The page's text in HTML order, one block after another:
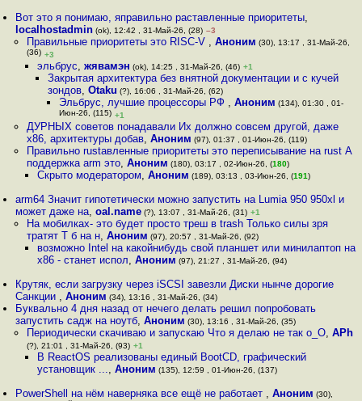
Вот это я понимаю, яправильно раставленные приоритеты,
localhostadmin (ok), 12:42 , 31-Май-26, (28) –3
Правильные приоритеты это RISC-V , Аноним (30), 13:17 , 31-Май-26,
(36) +3
эльбрус, жявамэн (ok), 14:25 , 31-Май-26, (46) +1
Закрытая архитектура без внятной документации и с кучей
зондов,Otaku (?), 16:06 , 31-Май-26, (62)
Эльбрус, лучшие процессоры РФ , Аноним (134), 01:30 , 01-
Июн-26, (115) +1
ДУРНЫХ советов понадавали Их должно совсем другой, даже
x86, архитектуры добав, Аноним (97), 01:37 , 01-Июн-26, (119)
Правильно rustавленные приоритеты это переписывание на rust А
поддержка arm это, Аноним (180), 03:17 , 02-Июн-26, (180)
Скрыто модератором, Аноним (189), 03:13 , 03-Июн-26, (191)
arm64 Значит гипотетически можно запустить на Lumia 950 950xl и
может даже на,oal.name (?), 13:07 , 31-Май-26, (31) +1
На мобилках- это будет просто треш в trash Только силы зря
тратят Т б на н, Аноним (97), 20:57 , 31-Май-26, (92)
возможно Intel на какойнибудь свой планшет или минилаптоп на
x86 - станет испол, Аноним (97), 21:27 , 31-Май-26, (94)
Крутяк, если загрузку через iSCSI завезли Диски нынче дорогие
Санкции ,Аноним (34), 13:16 , 31-Май-26, (34)
Буквально 4 дня назад от нечего делать решил попробовать
запустить садж на ноутб,Аноним (30), 13:16 , 31-Май-26, (35)
Периодически скачиваю и запускаю Что я делаю не так o_O, APh
(?), 21:01 , 31-Май-26, (93) +1
В ReactOS реализованы единый BootCD, графический
установщик ..., Аноним (135), 12:59 , 01-Июн-26, (137)
PowerShell на нём наверняка все ещё не работает ,Аноним (30),